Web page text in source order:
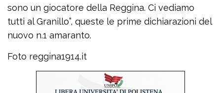
sono un giocatore della Reggina. Ci vediamo
tutti al Granillo”, queste le prime dichiarazioni del
nuovo n.1 amaranto.
Foto reggina1914.it